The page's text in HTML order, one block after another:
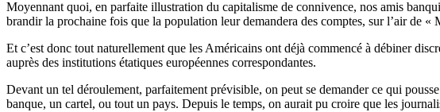
Moyennant quoi, en parfaite illustration du capitalisme de connivence, nos amis
brandir la prochaine fois que la population leur demandera des comptes, sur l’air de
Et c’est donc tout naturellement que les Américains ont déjà commencé à débiner
auprès des institutions étatiques européennes correspondantes.
Devant un tel déroulement, parfaitement prévisible, on peut se demander ce qui
banque, un cartel, ou tout un pays. Depuis le temps, on aurait pu croire que les